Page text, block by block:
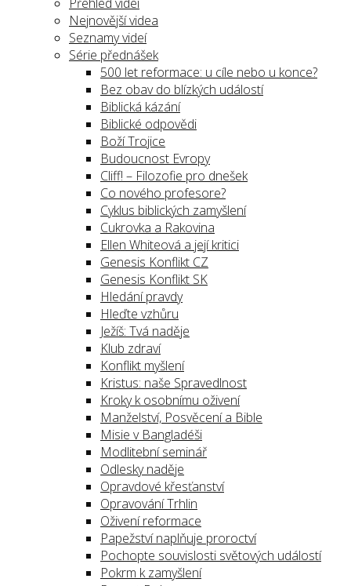
Nejnovější videa
Seznamy videí
Série přednášek
500 let reformace: u cíle nebo u konce?
Bez obav do blízkých událostí
Biblická kázání
Biblické odpovědi
Boží Trojice
Budoucnost Evropy
Cliff! – Filozofie pro dnešek
Co nového profesore?
Cyklus biblických zamyšlení
Cukrovka a Rakovina
Ellen Whiteová a její kritici
Genesis Konflikt CZ
Genesis Konflikt SK
Hledání pravdy
Hleďte vzhůru
Ježíš: Tvá naděje
Klub zdraví
Konflikt myšlení
Kristus: naše Spravedlnost
Kroky k osobnímu oživení
Manželství, Posvěcení a Bible
Misie v Bangladéši
Modlitební seminář
Odlesky naděje
Opravdové křesťanství
Opravování Trhlin
Oživení reformace
Papežství naplňuje proroctví
Pochopte souvislosti světových událostí
Pokrm k zamyšlení